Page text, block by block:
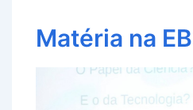
Matéria na